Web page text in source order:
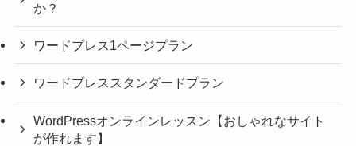
か？
ワードプレス1ページプラン
ワードプレススタンダードプラン
WordPressオンラインレッスン【おしゃれなサイト
が作れます】